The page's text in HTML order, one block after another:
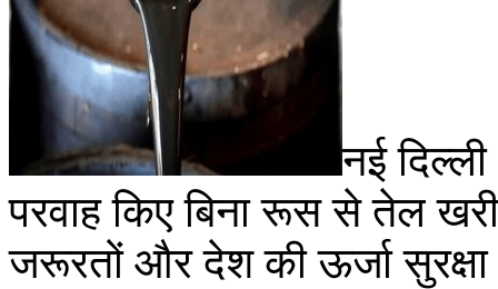
नई
परवाह किए बिना रूस से तेल
जरूरतों और देश की ऊर्जा